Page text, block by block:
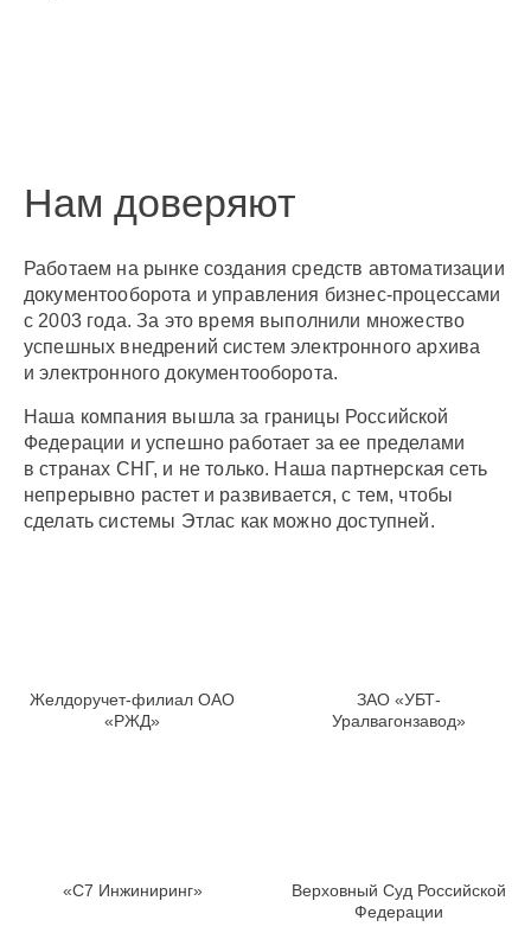
Нам доверяют
Работаем на рынке создания средств автоматизации
документооборота и управления бизнес-процессами
с 2003 года. За это время выполнили множество
успешных внедрений систем электронного архива
и электронного документооборота.
Наша компания вышла за границы Российской
Федерации и успешно работает за ее пределами
в странах СНГ, и не только. Наша партнерская сеть
непрерывно растет и развивается, с тем, чтобы
сделать системы Этлас как можно доступней.
Желдоручет-филиал ОАО
«РЖД»
ЗАО «УБТ-
Уралвагонзавод»
«С7 Инжиниринг»
Верховный Суд Российской
Федерации